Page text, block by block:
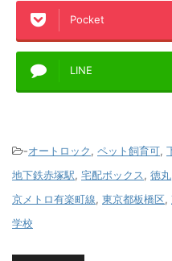
Pocket
LINE
-オートロック, ペット飼育可,
地下鉄赤塚駅, 宅配ボックス, 徳丸
京メトロ有楽町線, 東京都板橋区,
学校